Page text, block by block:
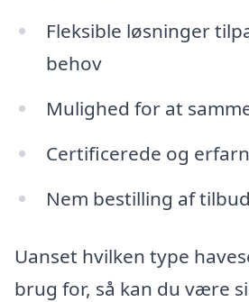
Fleksible løsninger
behov
Mulighed for at
Certificerede og
Nem bestilling af
Uanset hvilken type
brug for, så kan du være